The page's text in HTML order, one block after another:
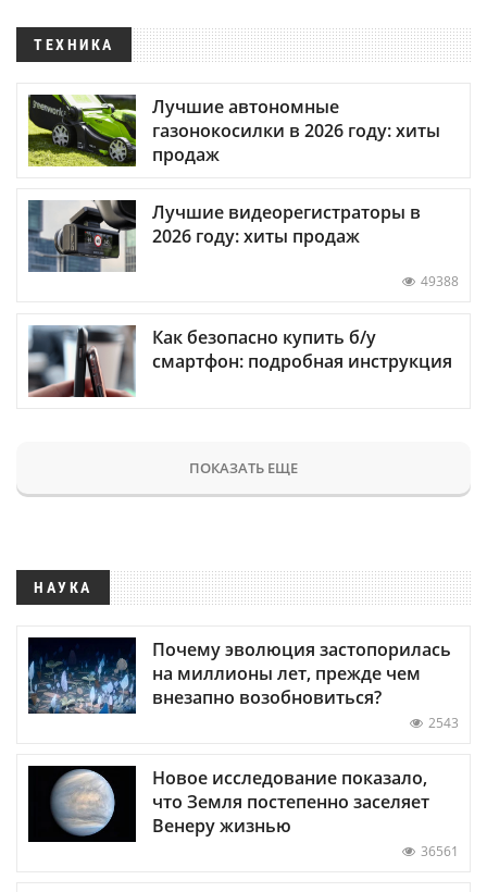
ТЕХНИКА
Лучшие автономные
газонокосилки в 2026 году: хиты
продаж
Лучшие видеорегистраторы в
2026 году: хиты продаж
49388
Как безопасно купить б/у
смартфон: подробная инструкция
ПОКАЗАТЬ ЕЩЕ
НАУКА
Почему эволюция застопорилась
на миллионы лет, прежде чем
внезапно возобновиться?
2543
Новое исследование показало,
что Земля постепенно заселяет
Венеру жизнью
36561